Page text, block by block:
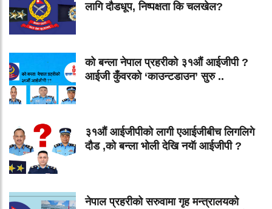
लागि दौडधूप, निष्पक्षता कि चलखेल?
को बन्ला नेपाल प्रहरीको ३१औं आईजीपी ?
आईजी कुँवरको ‘काउन्टडाउन’ सुरु ..
३१औं आईजीपीको लागी एआईजीबीच लिगलिगे
दौड ,को बन्ला भोली देखि नयॅा आईजीपी ?
नेपाल प्रहरीको सरुवामा गृह मन्त्रालयको